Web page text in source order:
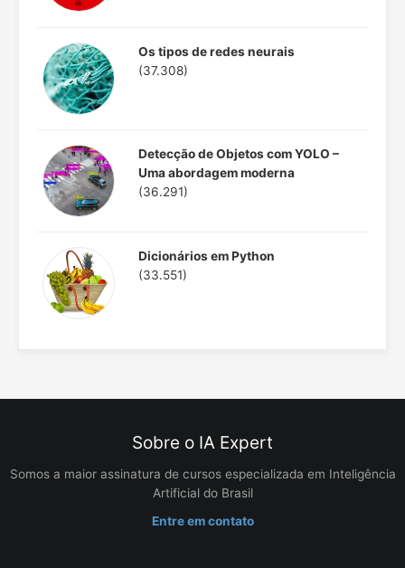
Os tipos de redes neurais
(37.308)
Detecção de Objetos com YOLO –
Uma abordagem moderna
(36.291)
Dicionários em Python
(33.551)
Sobre o IA Expert
Somos a maior assinatura de cursos especializada em Inteligência
Artificial do Brasil
Entre em contato